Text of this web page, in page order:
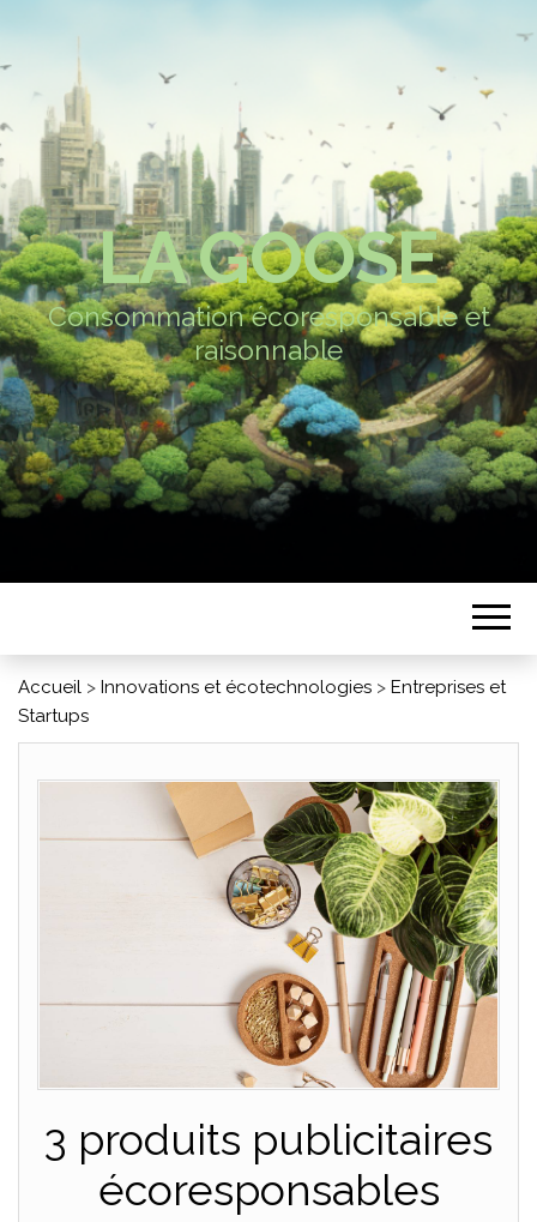
LA GOOSE
Consommation écoresponsable et
raisonnable
Accueil > Innovations et écotechnologies > Entreprises et
Startups
3 produits publicitaires
écoresponsables